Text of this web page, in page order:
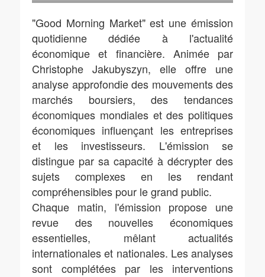
"Good Morning Market" est une émission
quotidienne dédiée à l'actualité
économique et financière. Animée par
Christophe Jakubyszyn, elle offre une
analyse approfondie des mouvements des
marchés boursiers, des tendances
économiques mondiales et des politiques
économiques influençant les entreprises
et les investisseurs. L'émission se
distingue par sa capacité à décrypter des
sujets complexes en les rendant
compréhensibles pour le grand public.
Chaque matin, l'émission propose une
revue des nouvelles économiques
essentielles, mêlant actualités
internationales et nationales. Les analyses
sont complétées par les interventions